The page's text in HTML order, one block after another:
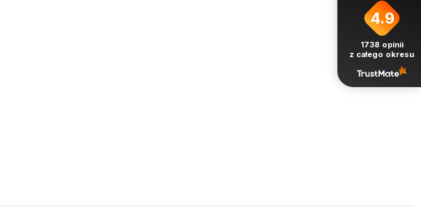
4.9
1738 opinii
z całego okresu